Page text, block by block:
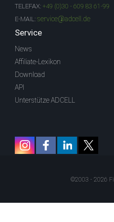
TELEFAX: +49 (0)30 - 609 83 61-99
E-MAIL: service@adcell.de
Service
News
Affiliate-Lexikon
Download
API
Unterstütze ADCELL
©2003 - 2026